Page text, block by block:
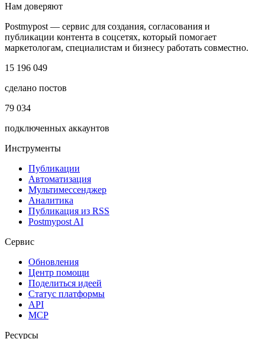
Нам доверяют
Postmypost — сервис для создания, согласования и
публикации контента в соцсетях, который помогает
маркетологам, специалистам и бизнесу работать совместно.
15 196 049
сделано постов
79 034
подключенных аккаунтов
Инструменты
Публикации
Автоматизация
Мультимессенджер
Аналитика
Публикация из RSS
Postmypost AI
Сервис
Обновления
Центр помощи
Поделиться идеей
Статус платформы
API
MCP
Ресурсы